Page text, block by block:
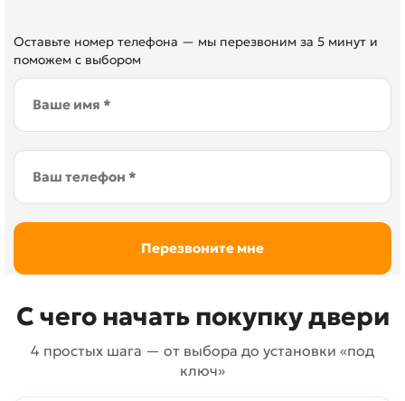
Оставьте номер телефона — мы перезвоним за 5 минут и
поможем с выбором
С чего начать покупку двери
4 простых шага — от выбора до установки «под
ключ»